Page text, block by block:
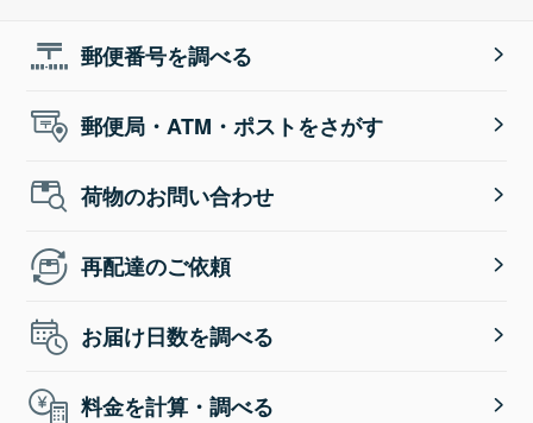
郵便番号を調べる
郵便局・ATM・ポストをさがす
荷物のお問い合わせ
再配達のご依頼
お届け日数を調べる
料金を計算・調べる